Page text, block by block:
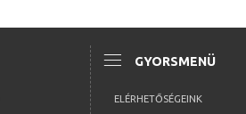
menu GYORSMENÜ
ELÉRHETŐSÉGEINK